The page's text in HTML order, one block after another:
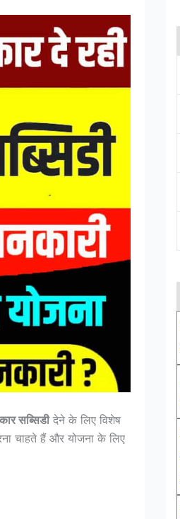
सब्सिडीदेने के लिए विशेष
चाहते हैं और योजना के लिए